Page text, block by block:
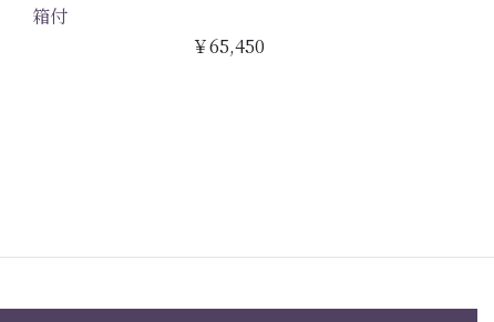
箱付
￥65,450